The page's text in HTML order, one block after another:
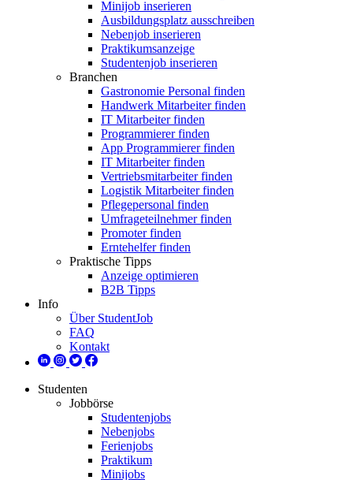
Minijob inserieren
Ausbildungsplatz ausschreiben
Nebenjob inserieren
Praktikumsanzeige
Studentenjob inserieren
Branchen
Gastronomie Personal finden
Handwerk Mitarbeiter finden
IT Mitarbeiter finden
Programmierer finden
App Programmierer finden
IT Mitarbeiter finden
Vertriebsmitarbeiter finden
Logistik Mitarbeiter finden
Pflegepersonal finden
Umfrageteilnehmer finden
Promoter finden
Erntehelfer finden
Praktische Tipps
Anzeige optimieren
B2B Tipps
Info
Über StudentJob
FAQ
Kontakt
Studenten
Jobbörse
Studentenjobs
Nebenjobs
Ferienjobs
Praktikum
Minijobs